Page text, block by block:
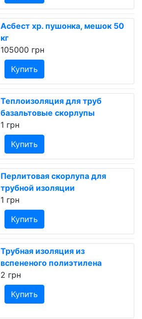
Асбест хр. пушонка, мешок 50
кг
105000 грн
Купить
Теплоизоляция для труб
базальтовые скорлупы
1 грн
Купить
Перлитовая скорлупа для
трубной изоляции
1 грн
Купить
Трубная изоляция из
вспененого полиэтилена
2 грн
Купить